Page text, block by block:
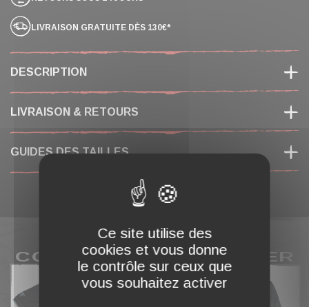
LIVRAISON GRATUITE DÈS 130€*
DESCRIPTION
LIVRAISON & RETOURS
GUIDES DES TAILLES
COMPLÉTER MON PANIER
Ce site utilise des
cookies et vous donne
le contrôle sur ceux que
vous souhaitez activer